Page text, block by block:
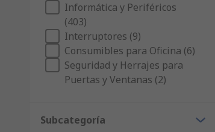
Informática y Periféricos
(403)
Interruptores (9)
Consumibles para Oficina (6)
Seguridad y Herrajes para
Puertas y Ventanas (2)
Subcategoría